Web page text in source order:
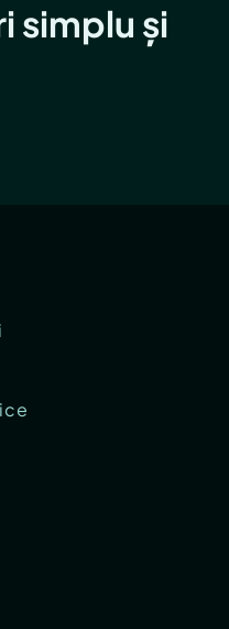
simplu și